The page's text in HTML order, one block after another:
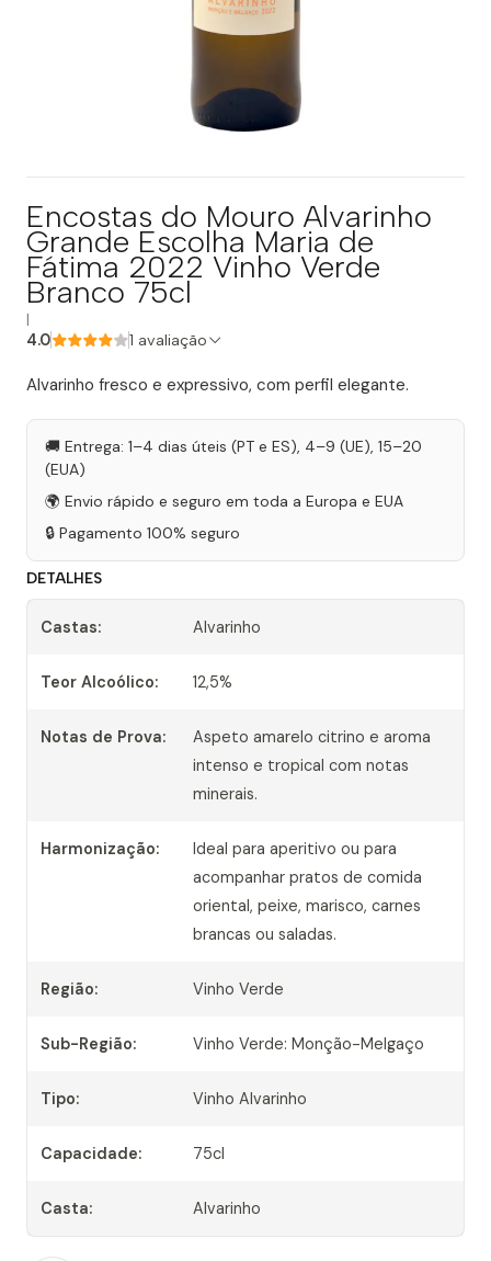
Encostas do Mouro Alvarinho
Grande Escolha Maria de
Fátima 2022 Vinho Verde
Branco 75cl
4.0 1 avaliação
Alvarinho fresco e expressivo, com perfil elegante.
🚚 Entrega: 1–4 dias úteis (PT e ES), 4–9 (UE), 15–20
(EUA)
🌍 Envio rápido e seguro em toda a Europa e EUA
🔒 Pagamento 100% seguro
DETALHES
Castas: Alvarinho
Teor Alcoólico: 12,5%
Notas de Prova:
Aspeto amarelo citrino e aroma
intenso e tropical com notas
minerais.
Harmonização:
Ideal para aperitivo ou para
acompanhar pratos de comida
oriental, peixe, marisco, carnes
brancas ou saladas.
Região: Vinho Verde
Sub-Região: Vinho Verde: Monção-Melgaço
Tipo: Vinho Alvarinho
Capacidade: 75cl
Casta: Alvarinho